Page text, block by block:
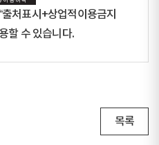
처표시+상업적이용금지
할 수 있습니다.
목록